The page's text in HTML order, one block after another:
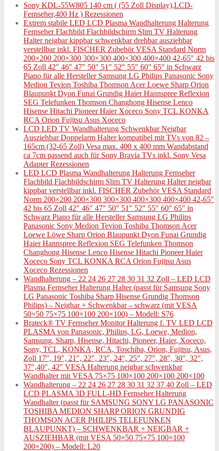
Sony KDL-55W805 140 cm ( (55 Zoll Display),LCD-
Fernseher,400 Hz ) Rezessionen
Extrem stabile LED LCD Plasma Wandhalterung Halterung
Fernseher Flachbild Flachbildschirm Slim TV Halterung
Halter neigbar kippbar schwenkbar drehbar ausziehbar
verstellbar inkl. FISCHER Zubehör VESA Standard Norm
200×200 200×300 300×300 400×300 400×400 42-65″ 42 bis
65 Zoll 42″ 46″ 47″ 50″ 51″ 52″ 55″ 60″ 65″ in Schwarz
Piano für alle Hersteller Samsung LG Philips Panasonic Sony
Medion Tevion Toshiba Thomson Acer Loewe Sharp Orion
Blaupunkt Dyon Funai Grundig Haier Hannspree Reflexion
SEG Telefunken Thomson Changhong Hisense Lenco
Hisense Hitachi Pioneer Haier Xoceco Sony TCL KONKA
RCA Orion Fujitsu Asus Xoceco
LCD LED TV Wandhalterung Schwenkbar Neigbar
Ausziehbar Doppelarm Halter kompatibel mit TVs von 82 –
165cm (32-65 Zoll) Vesa max. 400 x 400 mm Wandabstand
ca 7cm passend auch für Sony Bravia TVs inkl. Sony Vesa
Adapter Rezessionen
LED LCD Plasma Wandhalterung Halterung Fernseher
Flachbild Flachbildschirm Slim TV Halterung Halter neigbar
kippbar verstellbar inkl. FISCHER Zubehör VESA Standard
Norm 200×200 200×300 300×300 400×300 400×400 42-65″
42 bis 65 Zoll 42″ 46″ 47″ 50″ 51″ 52″ 55″ 60″ 65″ in
Schwarz Piano für alle Hersteller Samsung LG Philips
Panasonic Sony Medion Tevion Toshiba Thomson Acer
Loewe Löwe Sharp Orion Blaupunkt Dyon Funai Grundig
Haier Hannspree Reflexion SEG Telefunken Thomson
Changhong Hisense Lenco Hisense Hitachi Pioneer Haier
Xoceco Sony TCL KONKA RCA Orion Fujitsu Asus
Xoceco Rezessionen
Wandhalterung – 22 24 26 27 28 30 31 32 Zoll – LED LCD
Plasma Fernseher Halterung Halter (passt für Samsung Sony
LG Panasonic Toshiba Sharp Hisense Grundig Thomson
Philips) – Neigbar + Schwenkbar – schwarz (mit VESA
50×50 75×75 100×100 200×100) – Modell: S76
Brateck® TV Fernseher Monitor Halterung f. TV LED LCD
PLASMA von Panasonic, Philips, LG, Loewe, Medion,
Samsung, Sharp, Hisense, Hitachi, Pioneer, Haier, Xoceco,
Sony, TCL, KONKA, RCA, Toschiba, Orion, Fujitsu, Asus,
Zoll 17″, 19″, 21″, 22″, 23″, 24″, 25″, 27″, 28″, 30″, 32″,
37″,40″, 42″ VESA Halterung neigbar schwenkbar
Wandhalter mit VESA 75×75 100×100 200×100 200×100
Wandhalterung – 22 24 26 27 28 30 31 32 37 40 Zoll – LED
LCD PLASMA 3D FULL-HD Fernseher Halterung
Wandhalter (passt für SAMSUNG SONY LG PANASONIC
TOSHIBA MEDION SHARP ORION GRUNDIG
THOMSON ACER PHILIPS TELEFUNKEN
BLAUPUNKT) – SCHWENKBAR + NEIGBAR +
AUSZIEHBAR (mit VESA 50×50 75×75 100×100
200×200) – Modell: L20